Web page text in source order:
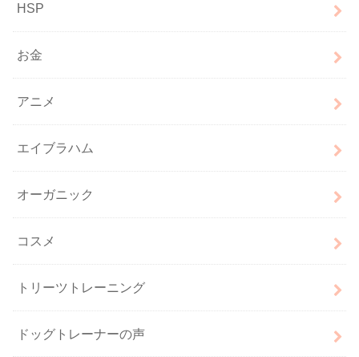
HSP
お金
アニメ
エイブラハム
オーガニック
コスメ
トリーツトレーニング
ドッグトレーナーの声